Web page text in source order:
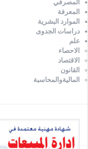
المصرفي
المعرفة
الموارد البشرية
دراسات الجدوى
علم
الاحصاء
الاقتصاد
القانون
الماليةوالمحاسبة